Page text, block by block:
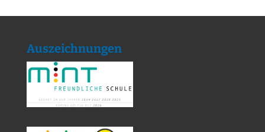
Auszeichnungen